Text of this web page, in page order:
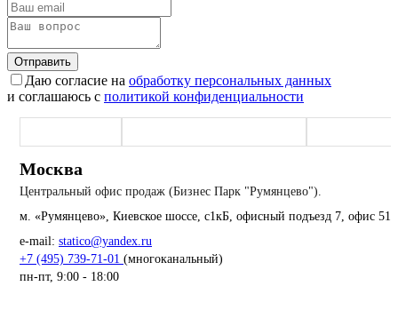
Отправить
Даю согласие на обработку персональных данных
и соглашаюсь с политикой конфиденциальности
Москва
Центральный офис продаж (Бизнес Парк "Румянцево").
м. «Румянцево», Киевское шоссе, с1кБ, офисный подъезд 7, офис
e-mail: statico@yandex.ru
+7 (495) 739-71-01 (многоканальный)
пн-пт, 9:00 - 18:00